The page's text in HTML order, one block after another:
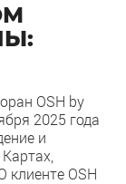
OSH by
2025 года
и
клиенте OSH